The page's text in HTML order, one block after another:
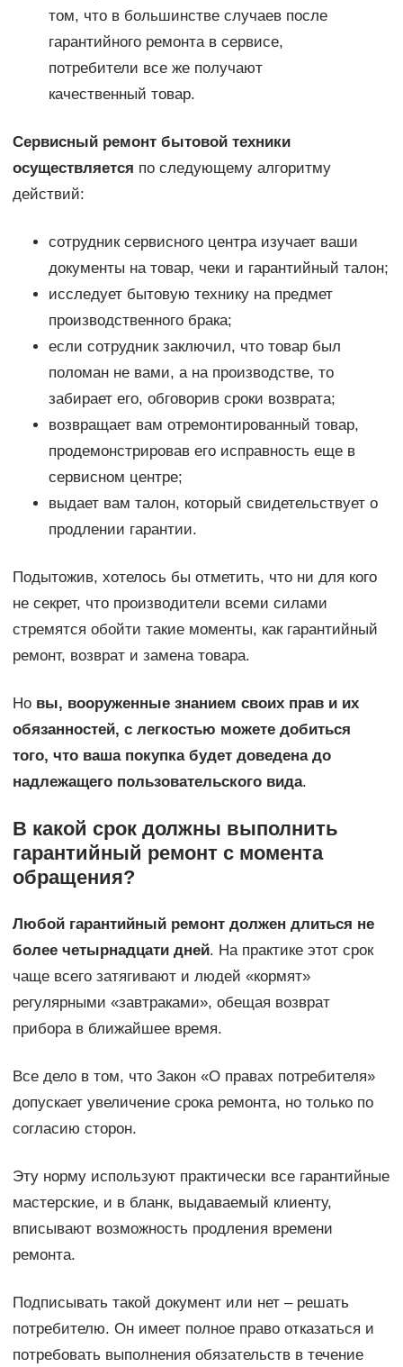
том, что в большинстве случаев после
гарантийного ремонта в сервисе,
потребители все же получают
качественный товар.
Сервисный ремонт бытовой техники
осуществляется по следующему алгоритму
действий:
сотрудник сервисного центра изучает ваши
документы на товар, чеки и гарантийный талон;
исследует бытовую технику на предмет
производственного брака;
если сотрудник заключил, что товар был
поломан не вами, а на производстве, то
забирает его, обговорив сроки возврата;
возвращает вам отремонтированный товар,
продемонстрировав его исправность еще в
сервисном центре;
выдает вам талон, который свидетельствует о
продлении гарантии.
Подытожив, хотелось бы отметить, что ни для кого
не секрет, что производители всеми силами
стремятся обойти такие моменты, как гарантийный
ремонт, возврат и замена товара.
Но вы, вооруженные знанием своих прав и их
обязанностей, с легкостью можете добиться
того, что ваша покупка будет доведена до
надлежащего пользовательского вида.
В какой срок должны выполнить
гарантийный ремонт с момента
обращения?
Любой гарантийный ремонт должен длиться не
более четырнадцати дней. На практике этот срок
чаще всего затягивают и людей «кормят»
регулярными «завтраками», обещая возврат
прибора в ближайшее время.
Все дело в том, что Закон «О правах потребителя»
допускает увеличение срока ремонта, но только по
согласию сторон.
Эту норму используют практически все гарантийные
мастерские, и в бланк, выдаваемый клиенту,
вписывают возможность продления времени
ремонта.
Подписывать такой документ или нет – решать
потребителю. Он имеет полное право отказаться и
потребовать выполнения обязательств в течение